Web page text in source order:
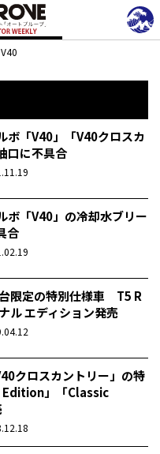
V40
ボ「V40」「V40クロスカ
口に不具合
ボ「V40」の冷却水ブリー
合
限定の特別仕様車 T5 R
ル エディション発売
クロスカントリー」の特
Edition」「Classic